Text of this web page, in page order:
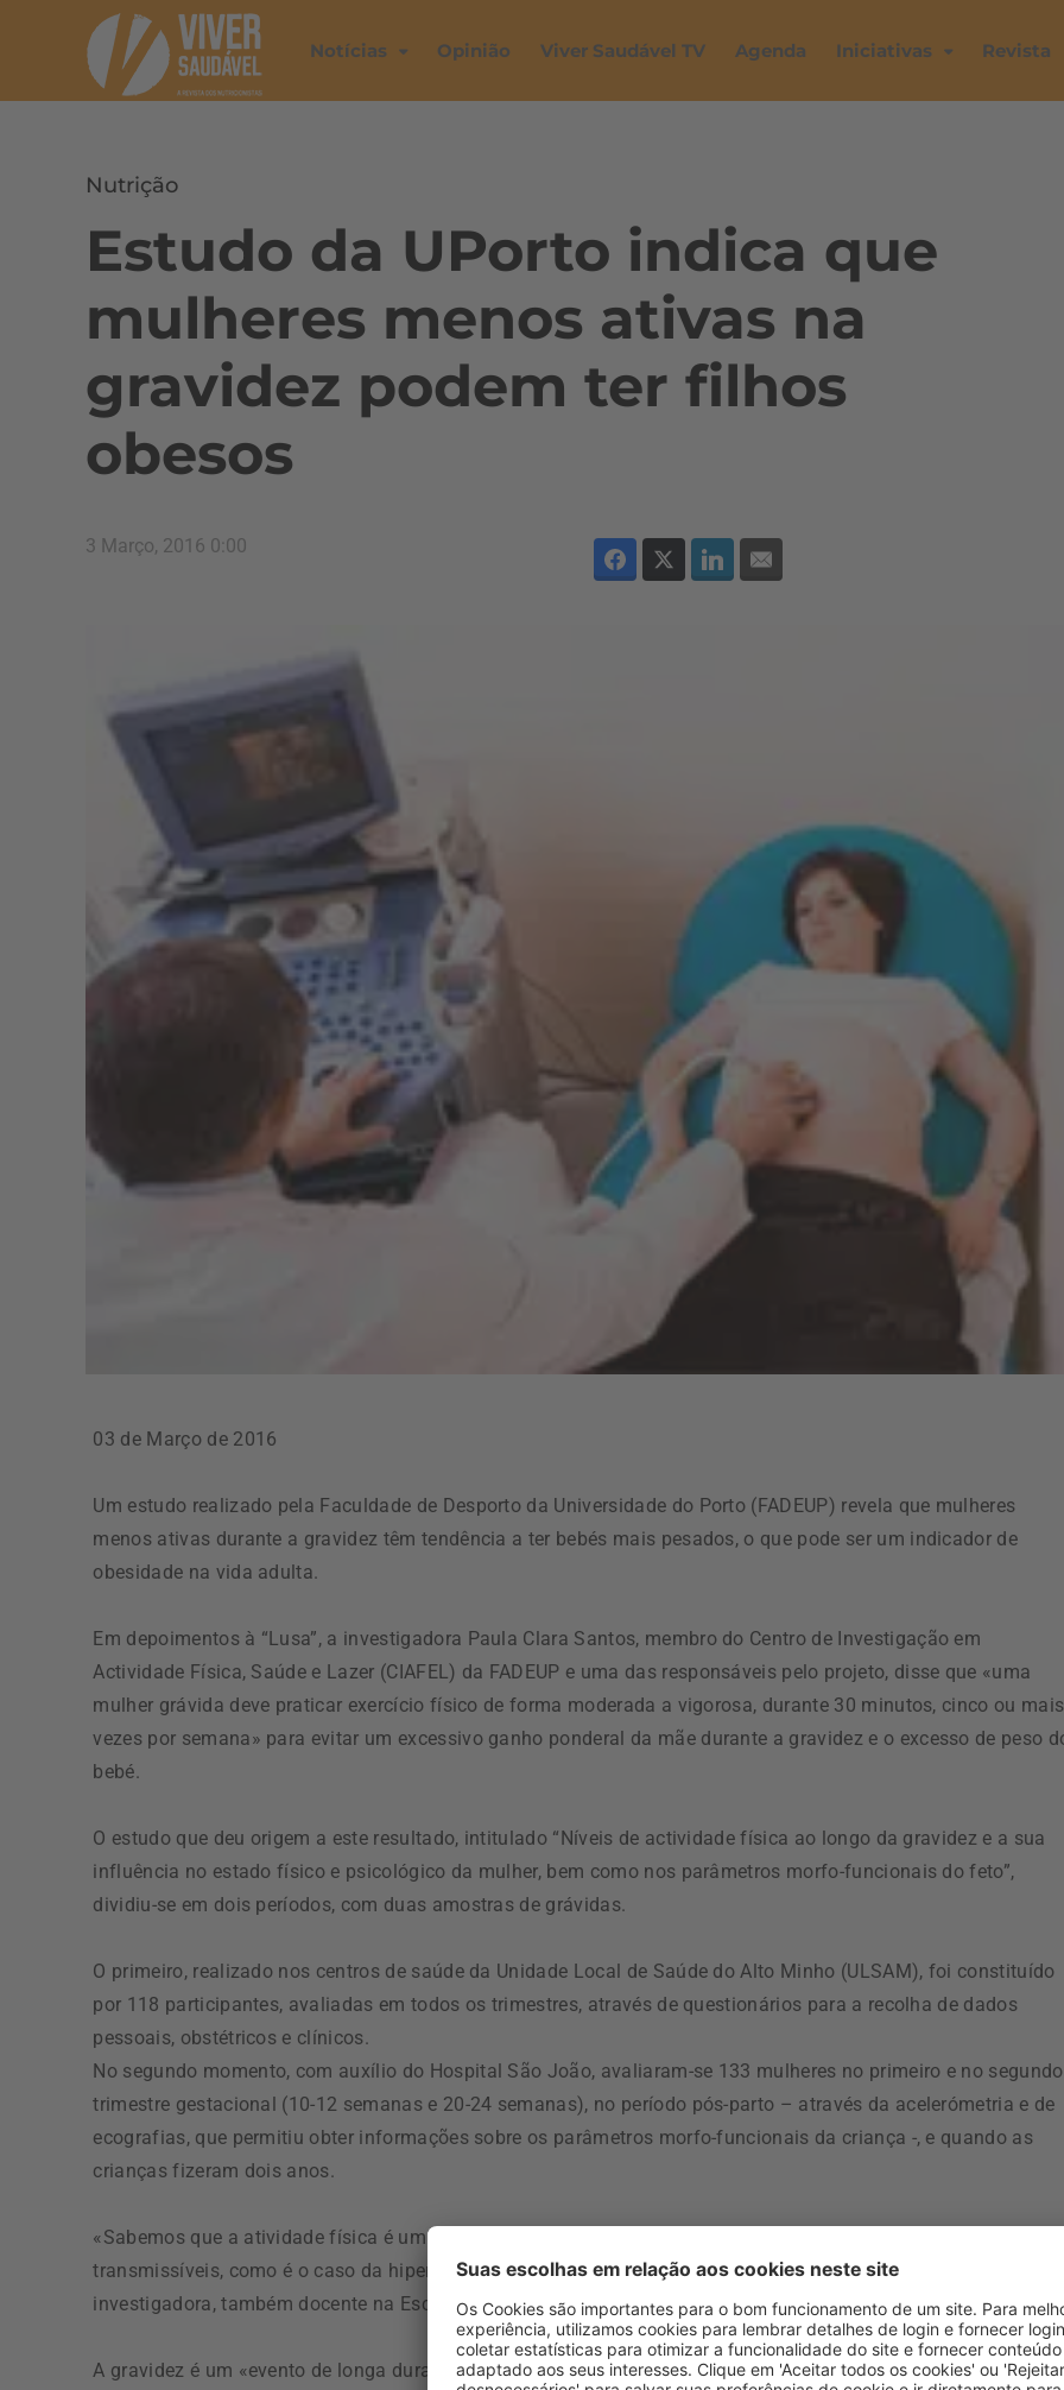
Notícias Opinião Viver Saudável TV Agenda Iniciativas Revista
Nutrição
Estudo da UPorto indica que
mulheres menos ativas na
gravidez podem ter filhos
obesos
3 Março, 2016 0:00
03 de Março de 2016
Um estudo realizado pela Faculdade de Desporto da Universidade do Porto (FADEUP) revela que mulheres
menos ativas durante a gravidez têm tendência a ter bebés mais pesados, o que pode ser um indicador de
obesidade na vida adulta.
Em depoimentos à “Lusa”, a investigadora Paula Clara Santos, membro do Centro de Investigação em
Actividade Física, Saúde e Lazer (CIAFEL) da FADEUP e uma das responsáveis pelo projeto, disse que «uma
mulher grávida deve praticar exercício físico de forma moderada a vigorosa, durante 30 minutos, cinco ou mais
vezes por semana» para evitar um excessivo ganho ponderal da mãe durante a gravidez e o excesso de peso
bebé.
O estudo que deu origem a este resultado, intitulado “Níveis de actividade física ao longo da gravidez e a sua
influência no estado físico e psicológico da mulher, bem como nos parâmetros morfo-funcionais do feto”,
dividiu-se em dois períodos, com duas amostras de grávidas.
O primeiro, realizado nos centros de saúde da Unidade Local de Saúde do Alto Minho (ULSAM), foi constituído
por 118 participantes, avaliadas em todos os trimestres, através de questionários para a recolha de dados
pessoais, obstétricos e clínicos.
No segundo momento, com auxílio do Hospital São João, avaliaram-se 133 mulheres no primeiro e no segundo
trimestre gestacional (10-12 semanas e 20-24 semanas), no período pós-parto – através da acelerómetria e de
ecografias, que permitiu obter informações sobre os parâmetros morfo-funcionais da criança -, e quando as
crianças fizeram dois anos.
«Sabemos que a atividade física é um fator modificável e determinante para prevenir doenças crónicas não
transmissíveis, como é o caso da hipertensão, da diabetes e das doenças cardiovasculares», refere a
investigadora, também docente na Escola Superior de Tecnologia da Saúde do Porto.
A gravidez é um «evento de longa duração que tem consequências durante toda a vida da mulher» e que devia